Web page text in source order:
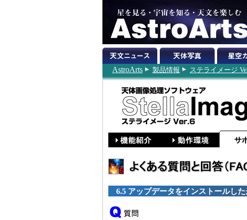
AstroArts 製品情報 ステライメージ
6.5 アップデータをインストールし